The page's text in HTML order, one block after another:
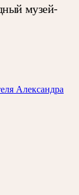
музей-
Александра